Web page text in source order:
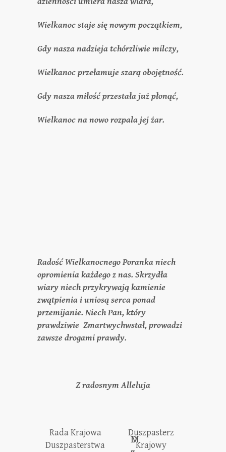
Wielkanoc staje się nowym początkiem,
Gdy nasza nadzieja tchórzliwie milczy,
Wielkanoc przełamuje szarą obojętność.
Gdy nasza miłość przestała już płonąć,
Wielkanoc na nowo rozpala jej żar.
Radość Wielkanocnego Poranka niech
opromienia każdego z nas. Skrzydła
wiary niech przykrywają kamienie
zwątpienia i uniosą serca ponad
przemijanie. Niech Pan, który
prawdziwie Zmartwychwstał, prowadzi
zawsze drogami prawdy.
Z radosnym Alleluja
Rada Krajowa
Duszpasterstwa
Duszpasterz
Krajowy
D
M